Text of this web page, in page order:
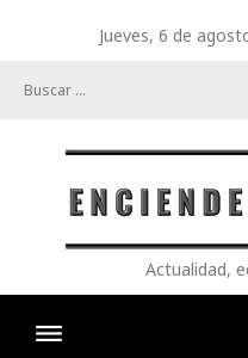
Jueves, 6 de
Actualidad,